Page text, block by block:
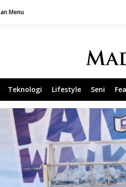
Menu
Teknologi Lifestyle Seni